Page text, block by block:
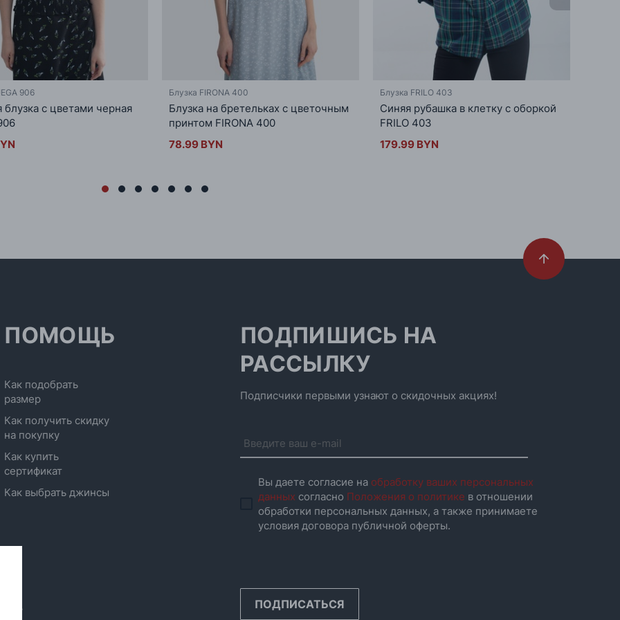
906
блузка с цветами черная
Блузка FIRONA 400
Блузка на бретельках с цветочным
принтом FIRONA 400
78.99 BYN
Блузка FRILO 403
Синяя рубашка в клетку с оборкой
FRILO 403
179.99 BYN
ПОМОЩЬ
Как подобрать
размер
Как получить скидку
на покупку
Как купить
сертификат
Как выбрать джинсы
ПОДПИШИСЬ НА
РАССЫЛКУ
Подписчики первыми узнают о скидочных акциях!
Вы даете согласие на обработку ваших персональных
данных согласно Положения о политике в отношении
обработки персональных данных, а также принимаете
условия договора публичной оферты.
ПОДПИСАТЬСЯ